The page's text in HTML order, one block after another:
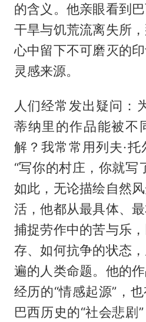
的含义。他亲眼看到
干旱与饥荒流离失所
心中留下不可磨灭的
灵感来源。
人们经常发出疑问：
蒂纳里的作品能被不
解？我常常用列夫·托
“写你的村庄，你就写
如此，无论描绘自然
活，他都从最具体、
捕捉劳作中的苦与乐
存、如何抗争的状态
遍的人类命题。他的
经历的“情感起源”，
巴西历史的“社会悲剧